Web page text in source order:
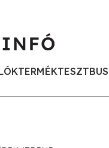
TERMÉKTESZT